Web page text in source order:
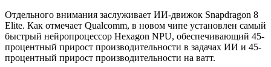
Отдельного внимания заслуживает ИИ-движок Snapdragon 8
Elite. Как отмечает Qualcomm, в новом чипе установлен самый
быстрый нейропроцессор Hexagon NPU, обеспечивающий 45-
процентный прирост производительности в задачах ИИ и 45-
процентный прирост производительности на ватт.